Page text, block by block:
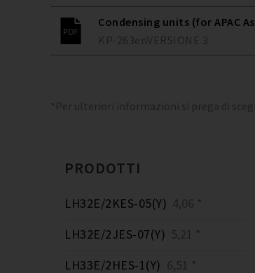
Condensing units (for APAC
KP-263enVERSIONE 3
*Per ulteriori informazioni si prega di
PRODOTTI
LH32E/2KES-05(Y) 4,06 *
LH32E/2JES-07(Y) 5,21 *
LH33E/2HES-1(Y) 6,51 *